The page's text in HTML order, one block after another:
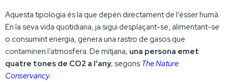
Aquesta tipologia és la que depèn directament de l’ésser humà.
En la seva vida quotidiana, ja sigui desplaçant-se, alimentant-se
o consumint energia, genera una rastro de gasos que
contaminen l’atmosfera. De mitjana, una persona emet
quatre tones de CO2 a l’any, segons The Nature
Conservancy.